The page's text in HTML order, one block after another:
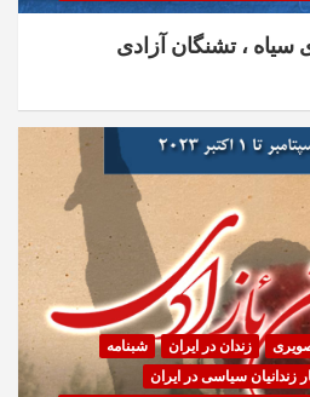
، تشنگان آزادی
زندان در ایران
شبنامه
سیاسی در ایران